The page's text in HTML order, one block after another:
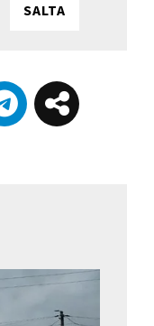
SALTA